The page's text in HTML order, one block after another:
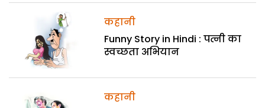
कहानी
Funny Story in Hindi : पत्नी का
स्वच्छता अभियान
कहानी